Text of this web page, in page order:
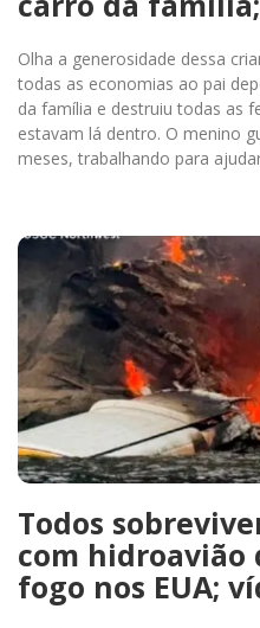
Olha a generosidade dessa
todas as economias ao pai
da família e destruiu todas as
estavam lá dentro. O menino
meses, trabalhando para
Todos
com hidroavião
fogo nos EUA;